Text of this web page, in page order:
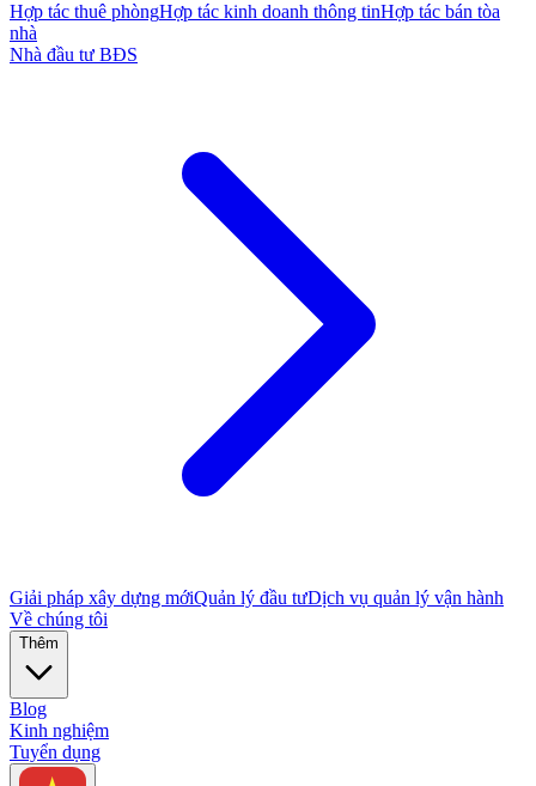
Hợp tác thuê phòngHợp tác kinh doanh thông tinHợp tác bán tòa
nhà
Nhà đầu tư BĐS
Giải pháp xây dựng mớiQuản lý đầu tưDịch vụ quản lý vận hành
Về chúng tôi
Thêm
Blog
Kinh nghiệm
Tuyển dụng